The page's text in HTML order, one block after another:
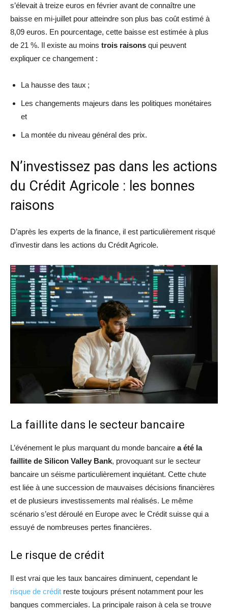
s’élevait à treize euros en février avant de connaître une
baisse en mi-juillet pour atteindre son plus bas coût estimé à
8,09 euros. En pourcentage, cette baisse est estimée à plus
de 21 %. Il existe au moins trois raisons qui peuvent
expliquer ce changement :
La hausse des taux ;
Les changements majeurs dans les politiques monétaires
et
La montée du niveau général des prix.
N’investissez pas dans les actions
du Crédit Agricole : les bonnes
raisons
D’après les experts de la finance, il est particulièrement risqué
d’investir dans les actions du Crédit Agricole.
La faillite dans le secteur bancaire
L’événement le plus marquant du monde bancaire a été la
faillite de Silicon Valley Bank, provoquant sur le secteur
bancaire un séisme particulièrement inquiétant. Cette chute
est liée à une succession de mauvaises décisions financières
et de plusieurs investissements mal réalisés. Le même
scénario s’est déroulé en Europe avec le Crédit suisse qui a
essuyé de nombreuses pertes financières.
Le risque de crédit
Il est vrai que les taux bancaires diminuent, cependant le
risque de crédit reste toujours présent notamment pour les
banques commerciales. La principale raison à cela se trouve